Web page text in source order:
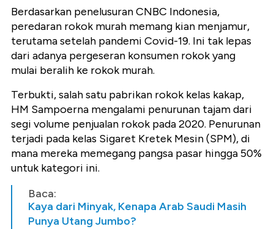
Berdasarkan penelusuran CNBC Indonesia,
peredaran rokok murah memang kian menjamur,
terutama setelah pandemi Covid-19. Ini tak lepas
dari adanya pergeseran konsumen rokok yang
mulai beralih ke rokok murah.
Terbukti, salah satu pabrikan rokok kelas kakap,
HM Sampoerna mengalami penurunan tajam dari
segi volume penjualan rokok pada 2020. Penurunan
terjadi pada kelas Sigaret Kretek Mesin (SPM), di
mana mereka memegang pangsa pasar hingga 50%
untuk kategori ini.
Baca:
Kaya dari Minyak, Kenapa Arab Saudi Masih
Punya Utang Jumbo?